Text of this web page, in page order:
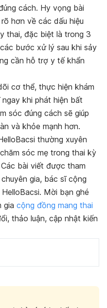
cách. Hy vọng bài
hơn về các dấu hiệu
thai, đặc biệt là trong 3
bước xử lý sau khi sảy
cần hỗ trợ y tế khẩn
cơ thể, thực hiện khám
khi phát hiện bất
sóc đúng cách sẽ giúp
và khỏe mạnh hơn.
thường xuyên
sóc mẹ trong thai kỳ
bài viết được tham
gia, bác sĩ cộng
Mời bạn ghé
gia cộng đồng mang thai
thảo luận, cập nhật kiến